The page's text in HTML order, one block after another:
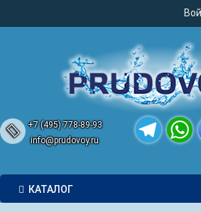
+7 (495) 778-89-93
info@prudovoy.ru
КАТАЛОГ